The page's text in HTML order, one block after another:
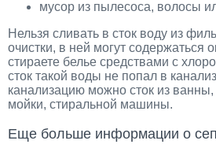
мусор из пылесоса, волосы
Нельзя сливать в сток воду из
очистки, в ней могут содержаться
стираете белье средствами с
сток такой воды не попал в
канализацию можно сток из
мойки, стиральной машины.
Еще больше информации о